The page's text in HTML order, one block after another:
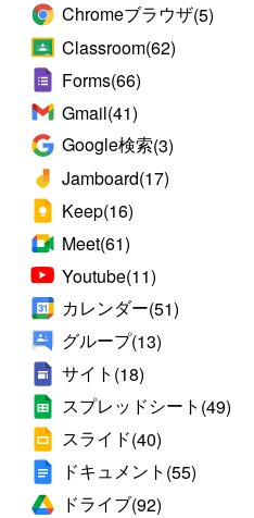
Chromeブラウザ(5)
Classroom(62)
Forms(66)
Gmail(41)
Google検索(3)
Jamboard(17)
Keep(16)
Meet(61)
Youtube(11)
カレンダー(51)
グループ(13)
サイト (18)
スプレッドシート (49)
スライド(40)
ドキュメント (55)
ドライブ(92)